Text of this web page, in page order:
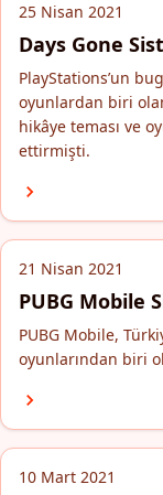
25 Nisan 2021
Days Gone
PlayStations’un
oyunlardan biri
hikâye teması ve
ettirmişti.
21 Nisan 2021
PUBG Mobile
PUBG Mobile,
oyunlarından biri
10 Mart 2021